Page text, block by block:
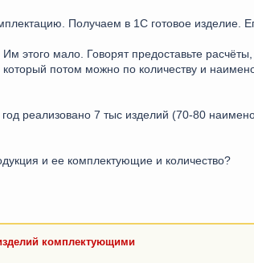
Получаем в 1С готовое изделие.
этого мало. Говорят предоставьте
потом можно по количеству и
реализовано 7 тыс изделий (70-80
и ее комплектующие и количество?
комплектующими